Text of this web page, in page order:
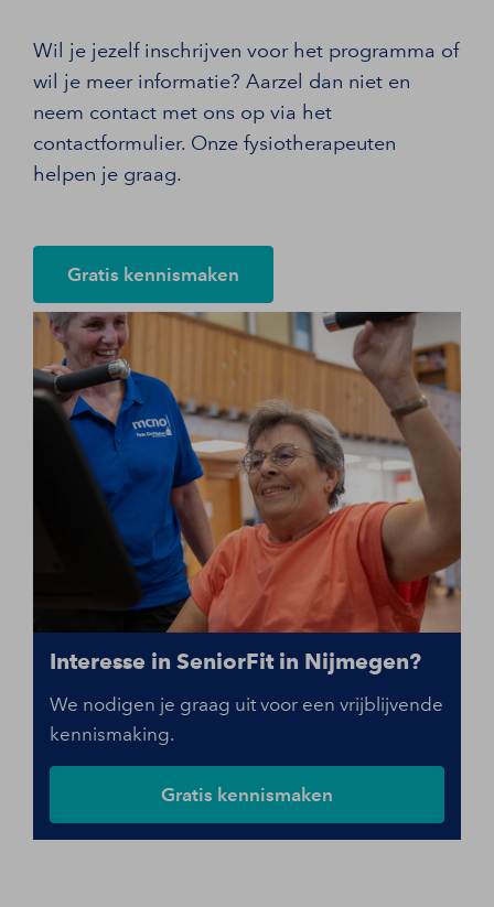
Wil je jezelf inschrijven voor het programma of
wil je meer informatie? Aarzel dan niet en
neem contact met ons op via het
contactformulier. Onze fysiotherapeuten
helpen je graag.
Gratis kennismaken
Interesse in SeniorFit in Nijmegen?
We nodigen je graag uit voor een vrijblijvende
kennismaking.
Gratis kennismaken